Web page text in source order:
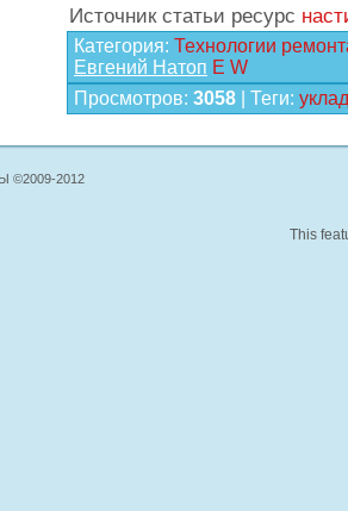
Источник статьи ресурс
Категория: Технологии
Евгений Натоп E W
Просмотров: 3058 Теги:
2012
This